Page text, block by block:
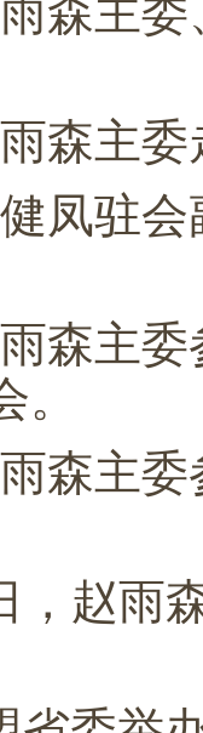
森主
森主
凤驻
森主
森主
，赵雨